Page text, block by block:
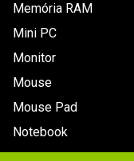
Memória RAM
Mini PC
Monitor
Mouse
Mouse Pad
Notebook